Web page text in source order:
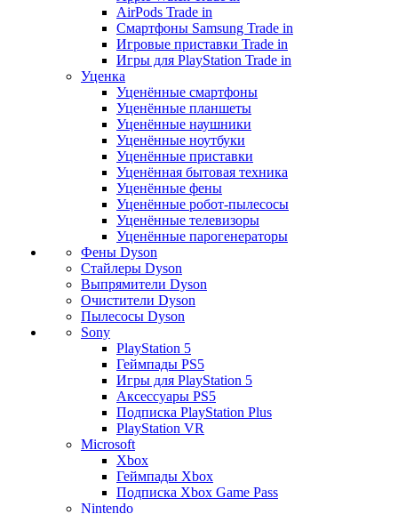
AirPods Trade in
Смартфоны Samsung Trade in
Игровые приставки Trade in
Игры для PlayStation Trade in
Уценка
Уценённые смартфоны
Уценённые планшеты
Уценённые наушники
Уценённые ноутбуки
Уценённые приставки
Уценённая бытовая техника
Уценённые фены
Уценённые робот-пылесосы
Уценённые телевизоры
Уценённые парогенераторы
Фены Dyson
Стайлеры Dyson
Выпрямители Dyson
Очистители Dyson
Пылесосы Dyson
Sony
PlayStation 5
Геймпады PS5
Игры для PlayStation 5
Аксессуары PS5
Подписка PlayStation Plus
PlayStation VR
Microsoft
Xbox
Геймпады Xbox
Подписка Xbox Game Pass
Nintendo